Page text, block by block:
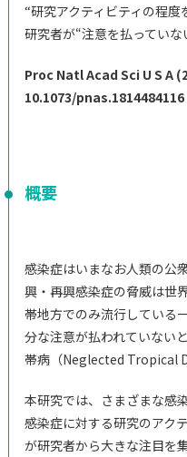
“研究アクティビティの程度
研究者が“注意を払ってい
Proc Natl Acad Sci U S A
10.1073/pnas.1814484116
概要
感染症はいまなお人類の公
興・再興感染症の脅威は世
帯地方でのみ流行している
分な注意が払われていない
帯病（Neglected Tropical
本研究では、さまざまな感
感染症に対する研究のアク
が研究者から大きな注目を